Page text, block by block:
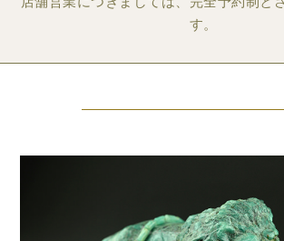
す。